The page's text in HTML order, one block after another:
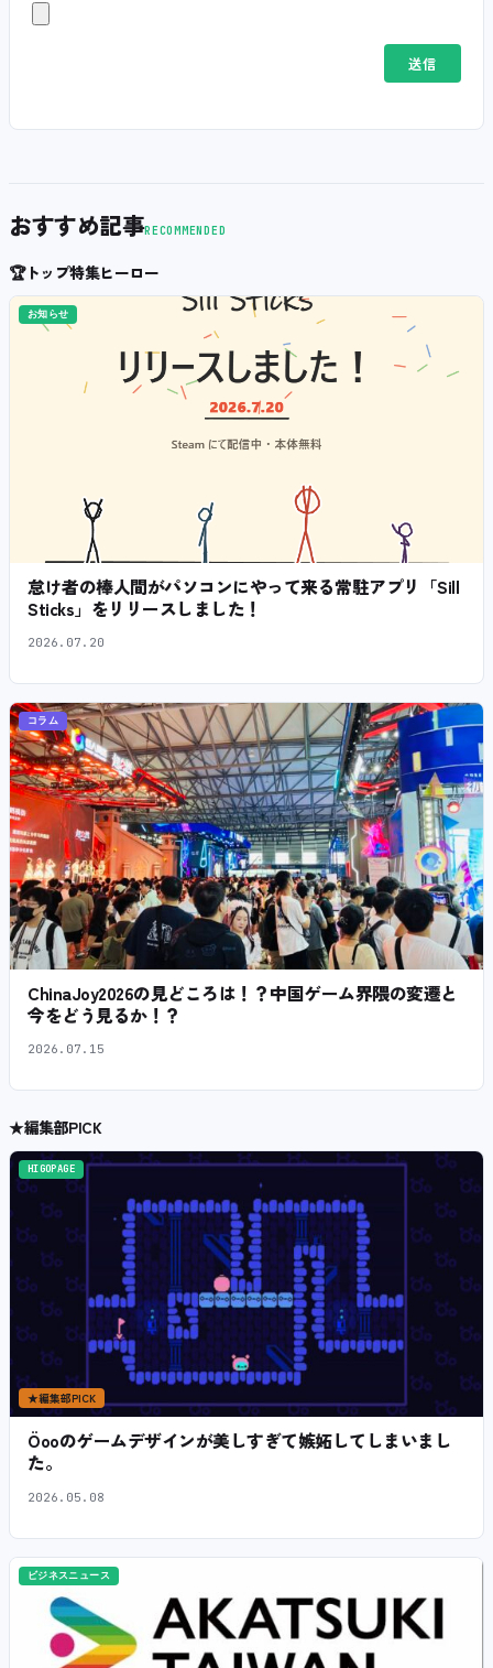
おすすめ記事RECOMMENDED
🏆トップ特集ヒーロー
お知らせ
怠け者の棒人間がパソコンにやって来る常駐アプリ「Sill
Sticks」をリリースしました！
2026.07.20
コラム
ChinaJoy2026の見どころは！？中国ゲーム界隈の変遷と
今をどう見るか！？
2026.07.15
★編集部PICK
HIGOPAGE
★編集部PICK
Öooのゲームデザインが美しすぎて嫉妬してしまいまし
た。
2026.05.08
ビジネスニュース